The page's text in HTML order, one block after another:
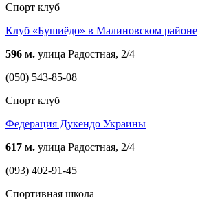
Спорт клуб
Клуб «Бушиёдо» в Малиновском районе
596 м. улица Радостная, 2/4
(050) 543-85-08
Спорт клуб
Федерация Дукендо Украины
617 м. улица Радостная, 2/4
(093) 402-91-45
Спортивная школа